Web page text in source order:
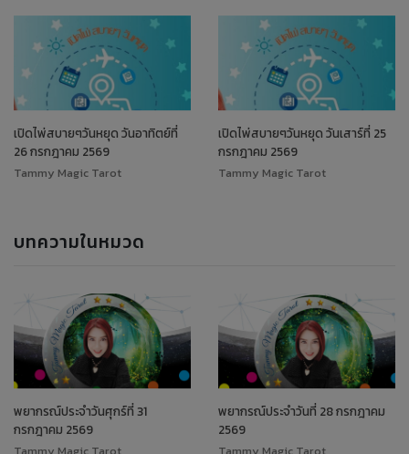
เปิดไพ่สบายๆวันหยุด วันอาทิตย์ที่
26 กรกฎาคม 2569
Tammy Magic Tarot
เปิดไพ่สบายๆวันหยุด วันเสาร์ที่ 25
กรกฎาคม 2569
Tammy Magic Tarot
บทความในหมวด
พยากรณ์ประจำวันศุกร์ที่ 31
กรกฎาคม 2569
พยากรณ์ประจำวันที่ 28 กรกฎาคม
2569